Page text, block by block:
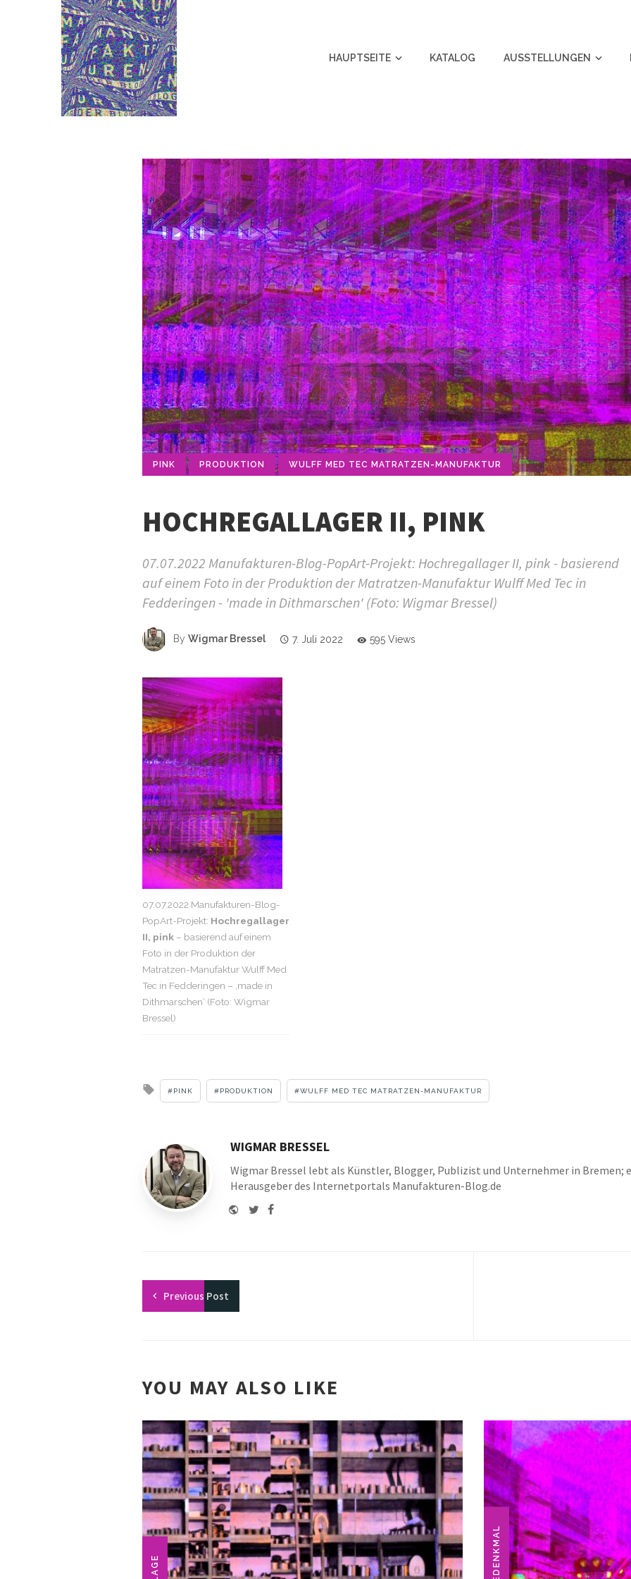
HAUPTSEITE KATALOG AUSSTELLUNGEN
PINK PRODUKTION WULFF MED TEC MATRATZEN-MANUFAKTUR
HOCHREGALLAGER II, PINK
07.07.2022 Manufakturen-Blog-PopArt-Projekt: Hochregallager II, pink - basierend
auf einem Foto in der Produktion der Matratzen-Manufaktur Wulff Med Tec in
Fedderingen - 'made in Dithmarschen' (Foto: Wigmar Bressel)
By Wigmar Bressel 7. Juli 2022 595 Views
07.07.2022 Manufakturen-Blog-
PopArt-Projekt: Hochregallager
II, pink – basierend auf einem
Foto in der Produktion der
Matratzen-Manufaktur Wulff Med
Tec in Fedderingen – ‚made in
Dithmarschen‘ (Foto: Wigmar
Bressel)
Tagged
PINK PRODUKTION WULFF MED TEC MATRATZEN-MANUFAKTUR
WIGMAR BRESSEL
Wigmar Bressel lebt als Künstler, Blogger, Publizist und Unternehmer in Bremen;
Herausgeber des Internetportals Manufakturen-Blog.de
Website
TwitterFacebook
Previous Post
YOU MAY ALSO LIKE